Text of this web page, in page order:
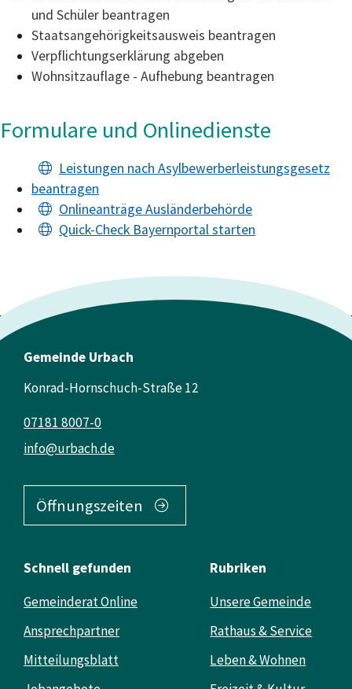
und Schüler beantragen
Staatsangehörigkeitsausweis beantragen
Verpflichtungserklärung abgeben
Wohnsitzauflage - Aufhebung beantragen
Formulare und Onlinedienste
Leistungen nach Asylbewerberleistungsgesetz
beantragen
Onlineanträge Ausländerbehörde
Quick-Check Bayernportal starten
Gemeinde Urbach
Konrad-Hornschuch-Straße 12
info@urbach.de
07181 8007-0
Öffnungszeiten
Schnell gefunden
Gemeinderat Online
Ansprechpartner
Mitteilungsblatt
Rubriken
Unsere Gemeinde
Rathaus & Service
Leben & Wohnen